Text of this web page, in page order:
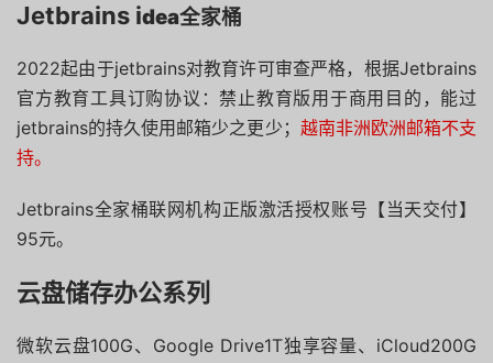
Jetbrains idea全家桶
2022起由于jetbrains对教育许可审查严格，根据Jetbrains
官方教育工具订购协议：禁止教育版用于商用目的，能过
jetbrains的持久使用邮箱少之更少； 越南非洲欧洲邮箱不支
持。
Jetbrains全家桶联网机构正版激活授权账号【当天交付】
95元。
云盘储存办公系列
微软云盘100G、Google Drive1T独享容量、iCloud200G